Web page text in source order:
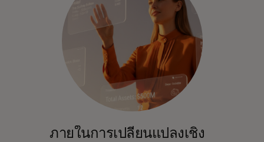
ภายในการเปลี่ยนแปลงเชิง